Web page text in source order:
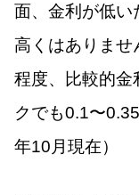
面、金利が低い
高くはありませ
程度、比較的金
クでも0.1〜
年10月現在）